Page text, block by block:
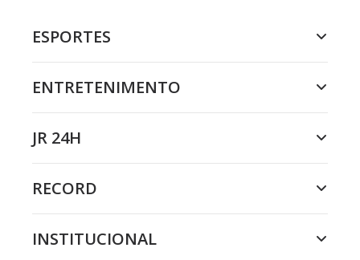
ESPORTES
ENTRETENIMENTO
JR 24H
RECORD
INSTITUCIONAL